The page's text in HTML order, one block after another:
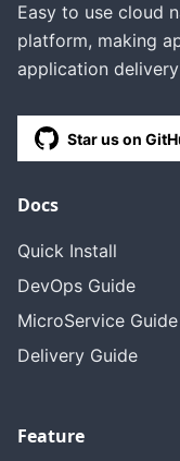
Easy to use cloud
platform, making
application
Star us on
Docs
Quick Install
DevOps Guide
MicroService Guide
Delivery Guide
Feature